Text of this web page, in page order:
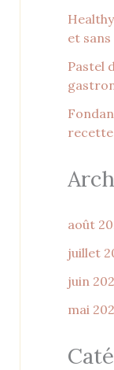
et
Pastel
août
juillet
juin
mai